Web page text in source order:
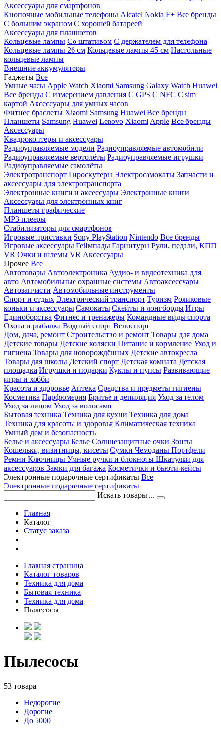
Аксессуары для смартфонов
Кнопочные мобильные телефоны Alcatel Nokia F+ Все бренды
С большим экраном С хорошей батареей
Аксессуары для планшетов
Кольцевые лампы Со штативом C держателем для телефона
Кольцевые лампы 26 см Кольцевые лампы 45 см Настольные
кольцевые лампы
Внешние аккумуляторы
Гаджеты Все
Умные часы Apple Watch Xiaomi Samsung Galaxy Watch Huawei
Все бренды C измерением давления C GPS C NFC C sim
картой Аксессуары для умных часов
Фитнес браслеты Xiaomi Samsung Huawei Все бренды
Планшеты Samsung Huawei Lenovo Xiaomi Apple Все бренды
Аксессуары
Квадрокоптеры и аксессуары
Радиоуправляемые модели Радиоуправляемые автомобили
Радиоуправляемые вертолёты Радиоуправляемые игрушки
Радиоуправляемые самолёты
Электротранспорт Гироскутеры Электросамокаты Запчасти и
аксессуары для электротранспорта
Электронные книги и аксессуары Электронные книги
Аксессуары для электронных книг
Планшеты графические
MP3 плееры
Стабилизаторы для смартфонов
Игровые приставки Sony PlayStation Nintendo Все бренды
Игровые аксессуары Геймпады Гарнитуры Рули, педали, КПП
VR Очки и шлемы VR Аксессуары
Прочее Все
Автотовары Автоэлектроника Аудио- и видеотехника для
авто Автомобильные охранные системы Автоаксессуары
Автозапчасти Автомобильные инструменты
Спорт и отдых Электрический транспорт Туризм Роликовые
коньки и аксессуары Самокаты Скейты и лонгборды Игры
Единоборства Фитнес и тренажеры Командные виды спорта
Охота и рыбалка Водный спорт Велоспорт
Дом, дача, ремонт Строительство и ремонт Товары для дома
Детские товары Детские коляски Питание и кормление Уход и
гигиена Товары для новорождённых Детские автокресла
Товары для школы Детский спорт Детская комната Детская
площадка Игрушки и подарки Куклы и пупсы Развивающие
игры и хобби
Красота и здоровье Аптека Средства и предметы гигиены
Косметика Парфюмерия Бритье и депиляция Уход за телом
Уход за лицом Уход за волосами
Бытовая техника Техника для кухни Техника для дома
Техника для красоты и здоровья Климатическая техника
Умный дом и безопасность
Белье и аксессуары Белье Солнцезащитные очки Зонты
Кошельки, визитницы, кисеты Сумки Чемоданы Портфели
Ремни Ключницы Умные ручки и блокноты Шкатулки для
аксессуаров Замки для багажа Косметички и бьюти-кейсы
Электронные подарочные сертификаты Все
Электронные подарочные сертификаты
Искать товары ...
Главная
Каталог
Статус заказа
Главная страница
Каталог товаров
Техника для дома
Бытовая техника
Техника для дома
Пылесосы
Пылесосы
53 товара
Недорогие
Дорогие
До 5000